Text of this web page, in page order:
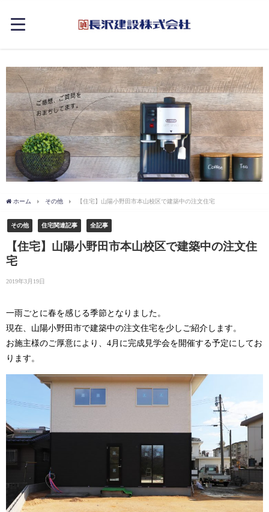
ホーム その他 【住宅】山陽小野田市本山校区で建築中の注文住宅
その他 住宅関連記事 全記事
【住宅】山陽小野田市本山校区で建築中の注文住
宅
2019年3月19日
一雨ごとに春を感じる季節となりました。
現在、山陽小野田市で建築中の注文住宅を少しご紹介します。
お施主様のご厚意により、4月に完成見学会を開催する予定にしてお
ります。